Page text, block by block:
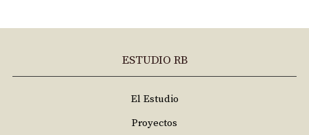
ESTUDIO RB
El Estudio
Proyectos